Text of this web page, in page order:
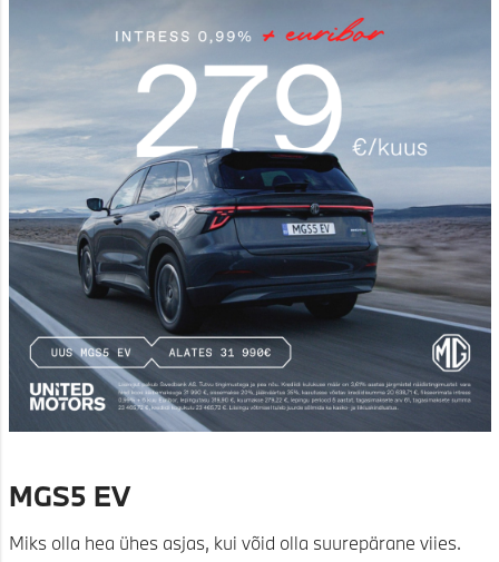
MGS5 EV
Miks olla hea ühes asjas, kui võid olla suurepärane viies.